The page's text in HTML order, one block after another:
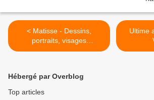
< Matisse - Dessins,
portraits, visages
d'expression
Ultime anthologie - Idea
Hébergé par Overblog
Top articles